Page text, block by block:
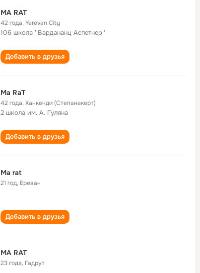
MA RAT
42 года,Yerevan City
106 школа ''Вардананц Аспетнер''
Добавить в друзья
Ma RaT
42 года,Ханкенди (Степанакерт)
2 школа им. А. Гуляна
Добавить в друзья
Ma rat
21 год, Ереван
Добавить в друзья
MA RAT
23 года, Гадрут